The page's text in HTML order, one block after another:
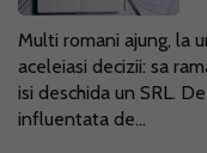
Multi romani ajung, la
aceleiasi decizii: sa
isi deschida un SRL.
influentata de...